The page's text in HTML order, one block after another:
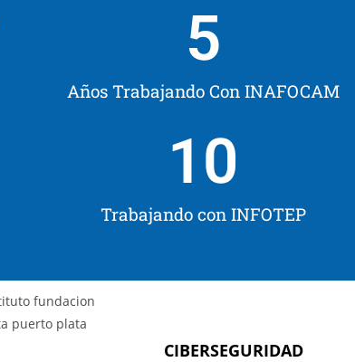
Años Trabajando Con INAFOCAM
5
Trabajando con INFOTEP
10
CIBERSEGURIDAD